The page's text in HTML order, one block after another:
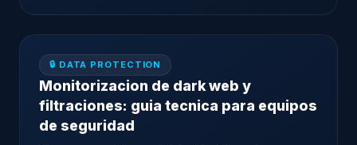
🔒 DATA PROTECTION
Monitorizacion de dark web y
filtraciones: guia tecnica para equipos
de seguridad